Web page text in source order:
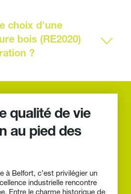
clé en main dans un
ou une commune limitrophe,
de Belfort. La Vieille
la vie culturelle y est intense,
son célèbre Lion.
choix d'une
bois (RE2020)
parfaitement à cette
environnementales
Ce mode constructif vous
performante, écologique et
qualité de vie
au pied des
à Belfort, c’est privilégier un
industrielle rencontre